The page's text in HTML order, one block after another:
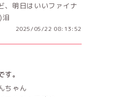
、明日はいいファイナ
泪
2025/05/22 08:13:52
。
ちゃん